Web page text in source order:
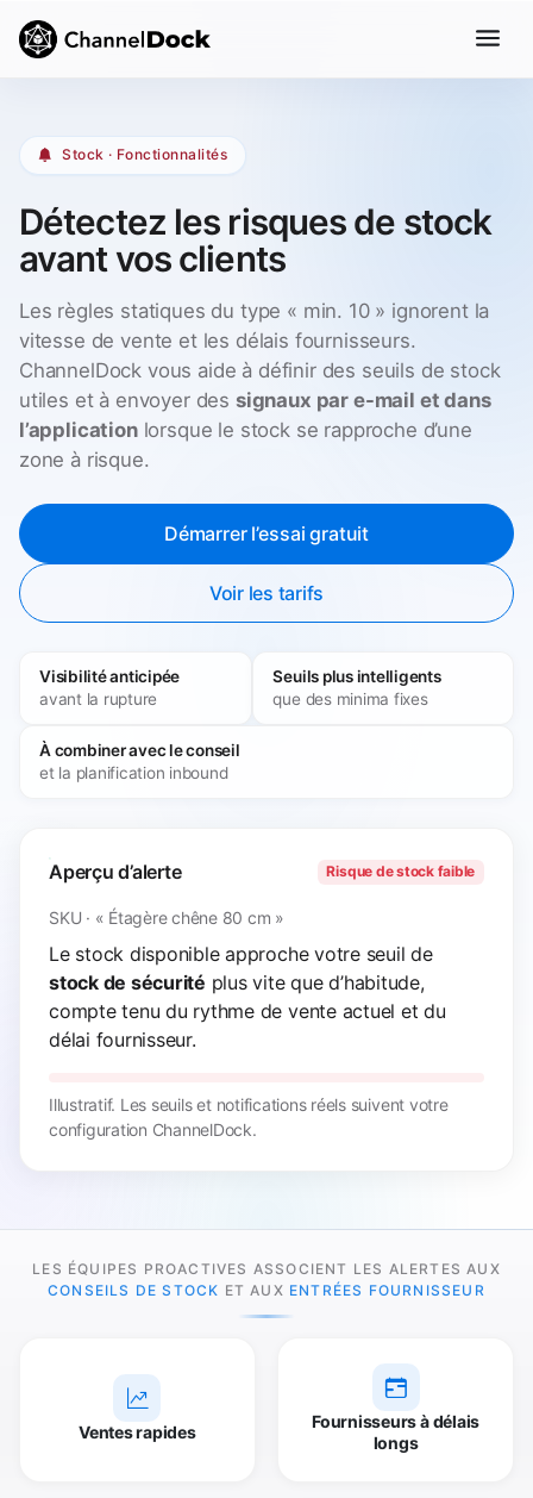
Stock · Fonctionnalités
Détectez les risques de stock
avant vos clients
Les règles statiques du type « min. 10 » ignorent la
vitesse de vente et les délais fournisseurs.
ChannelDock vous aide à définir des seuils de stock
utiles et à envoyer des signaux par e-mail et dans
l’applicationlorsque le stock se rapproche d’une
zone à risque.
Démarrer l’essai gratuit
Voir les tarifs
Visibilité anticipée
avant la rupture
Seuils plus intelligents
que des minima fixes
À combiner avec le conseil
et la planification inbound
Aperçu d’alerte Risque de stock faible
SKU · « Étagère chêne 80 cm »
Le stock disponible approche votre seuil de
stock de sécurité plus vite que d’habitude,
compte tenu du rythme de vente actuel et du
délai fournisseur.
Illustratif. Les seuils et notifications réels suivent votre
configuration ChannelDock.
LES ÉQUIPES PROACTIVES ASSOCIENT LES ALERTES AUX
CONSEILS DE STOCK ET AUX ENTRÉES FOURNISSEUR
Ventes rapides
Fournisseurs à délais
longs